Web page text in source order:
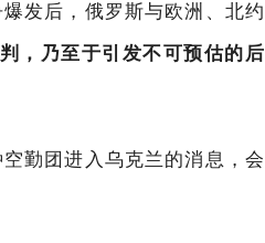
发后，俄罗斯与欧洲、北约
，乃至于引发不可预估的后
勤团进入乌克兰的消息，会